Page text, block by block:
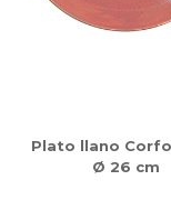
Plato llano
Ø 26 cm